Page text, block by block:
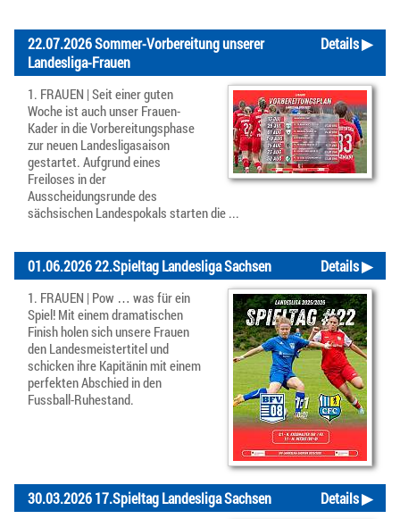
Details ▶
22.07.2026 Sommer-Vorbereitung unserer
Landesliga-Frauen
1. FRAUEN | Seit einer guten
Woche ist auch unser Frauen-
Kader in die Vorbereitungsphase
zur neuen Landesligasaison
gestartet. Aufgrund eines
Freiloses in der
Ausscheidungsrunde des
sächsischen Landespokals starten die ...
Details ▶
01.06.2026 22.Spieltag Landesliga Sachsen
1. FRAUEN | Pow … was für ein
Spiel! Mit einem dramatischen
Finish holen sich unsere Frauen
den Landesmeistertitel und
schicken ihre Kapitänin mit einem
perfekten Abschied in den
Fussball-Ruhestand.
Details ▶
30.03.2026 17.Spieltag Landesliga Sachsen